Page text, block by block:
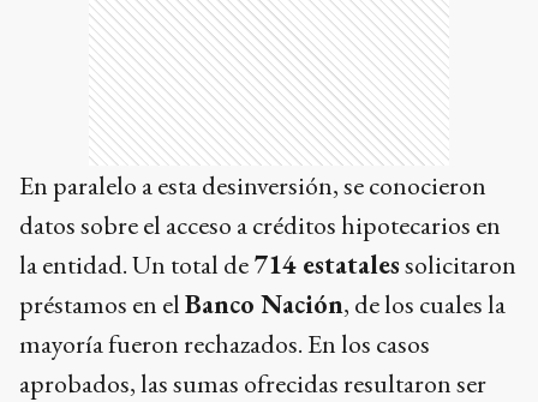
En paralelo a esta desinversión, se conocieron
datos sobre el acceso a créditos hipotecarios en
la entidad. Un total de714 estatalessolicitaron
préstamos en elBanco Nación, de los cuales la
mayoría fueron rechazados. En los casos
aprobados, las sumas ofrecidas resultaron ser